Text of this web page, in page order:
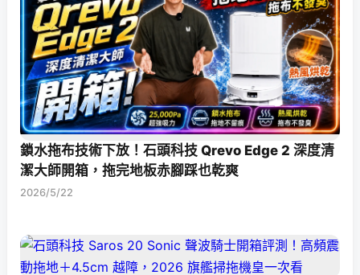
鎖水拖布技術下放！石頭科技 Qrevo Edge 2 深度清
潔大師開箱，拖完地板赤腳踩也乾爽
2026/5/22